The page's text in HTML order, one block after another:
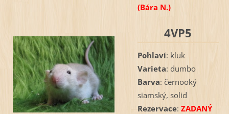
(Bára N.)
4VP5
Pohlaví: kluk
Varieta: dumbo
Barva: černooký
siamský, solid
Rezervace: ZADANÝ